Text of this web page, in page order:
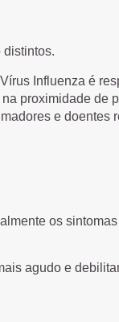
distintos.
Influenza é
proximidade
e doentes
os
agudo e